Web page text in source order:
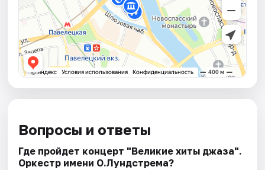
Вопросы и ответы
Где пройдет концерт "Великие хиты джаза".
Оркестр имени О.Лундстрема?